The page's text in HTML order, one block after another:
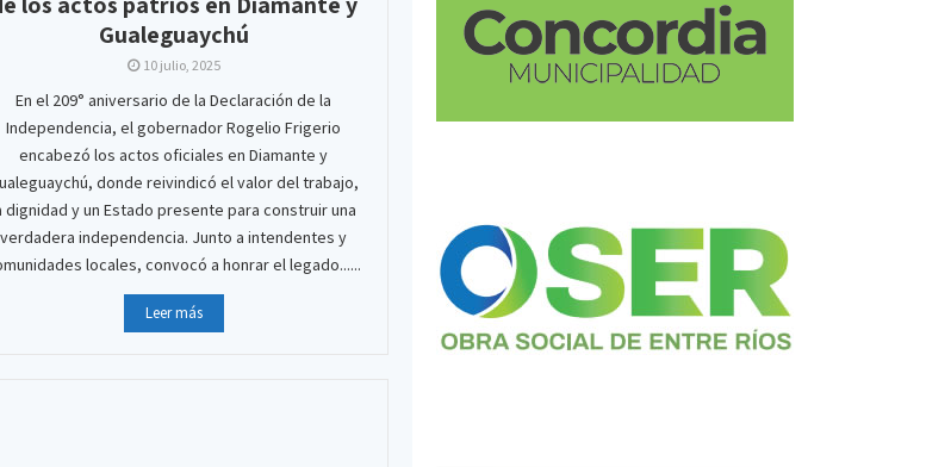
Gualeguaychú
10 julio, 2025
En el 209° aniversario de la Declaración de la
Independencia, el gobernador Rogelio Frigerio
encabezó los actos oficiales en Diamante y
donde reivindicó el valor del trabajo,
dignidad y un Estado presente para construir una
verdadera independencia. Junto a intendentes y
locales, convocó a honrar el legado......
Leer más